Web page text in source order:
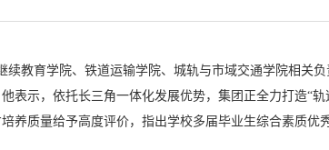
教育学院、铁道运输学院、城轨与市域交通学院相关负
示，依托长三角一体化发展优势，集团正全力打造“轨
质量给予高度评价，指出学校多届毕业生综合素质优